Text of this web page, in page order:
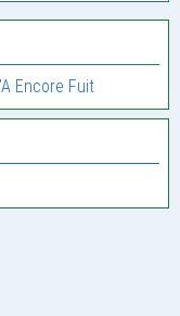
Encore Fuit